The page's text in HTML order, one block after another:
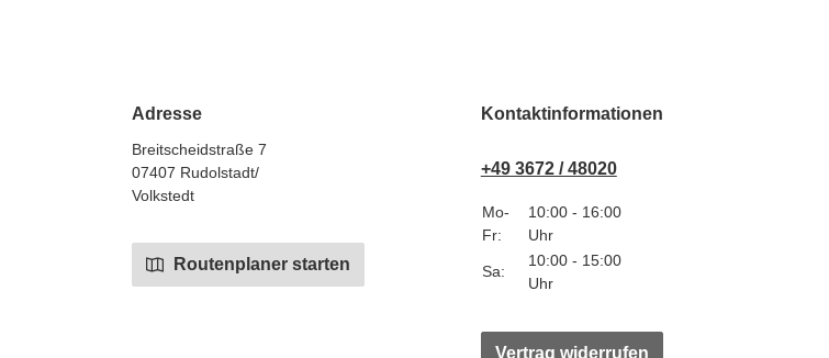
Adresse
Breitscheidstraße 7
07407 Rudolstadt/
Volkstedt
Routenplaner starten
Kontaktinformationen
+49 3672 / 48020
Mo-
Fr:
10:00 - 16:00
Uhr
Sa:
10:00 - 15:00
Uhr
Vertrag widerrufen